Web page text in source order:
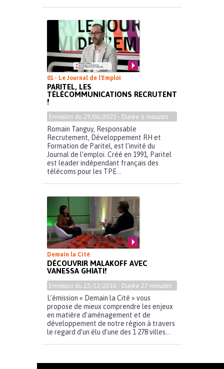
01 - Le Journal de l'Emploi
PARITEL, LES
TÉLÉCOMMUNICATIONS RECRUTENT
!
Emission du 29/06/2023 - Durée 6 minutes
Romain Tanguy, Responsable
Recrutement, Développement RH et
Formation de Paritel, est l’invité du
Journal de l’emploi. Créé en 1991, Paritel
est leader indépendant français des
télécoms pour les TPE...
Demain la Cité
DÉCOUVRIR MALAKOFF AVEC
VANESSA GHIATI!
Emission du 15/12/2016 - Durée 27 minutes
L’émission « Demain la Cité » vous
propose de mieux comprendre les enjeux
en matière d’aménagement et de
développement de notre région à travers
le regard d’un élu d’une des 1 278 villes...